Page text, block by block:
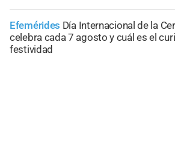
Efemérides Día Internacional de la
celebra cada 7 agosto y cuál es el
festividad